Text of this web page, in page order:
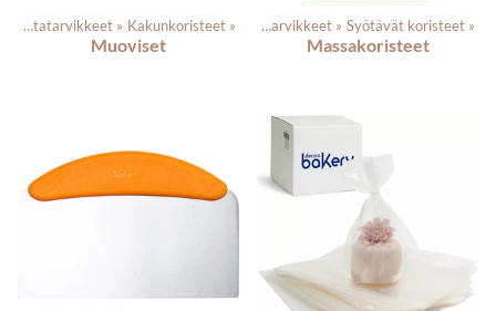
Leivontatarvikkeet ‪» Kakunkoristeet ‪»
Muoviset
Tuotteet ‪» Elintarvikkeet ‪» Syötävät koristeet ‪»
Massakoristeet